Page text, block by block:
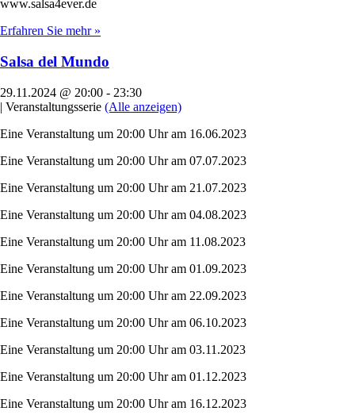
www.salsa4ever.de
Erfahren Sie mehr »
Salsa del Mundo
29.11.2024 @ 20:00 - 23:30
| Veranstaltungsserie (Alle anzeigen)
Eine Veranstaltung um 20:00 Uhr am 16.06.2023
Eine Veranstaltung um 20:00 Uhr am 07.07.2023
Eine Veranstaltung um 20:00 Uhr am 21.07.2023
Eine Veranstaltung um 20:00 Uhr am 04.08.2023
Eine Veranstaltung um 20:00 Uhr am 11.08.2023
Eine Veranstaltung um 20:00 Uhr am 01.09.2023
Eine Veranstaltung um 20:00 Uhr am 22.09.2023
Eine Veranstaltung um 20:00 Uhr am 06.10.2023
Eine Veranstaltung um 20:00 Uhr am 03.11.2023
Eine Veranstaltung um 20:00 Uhr am 01.12.2023
Eine Veranstaltung um 20:00 Uhr am 16.12.2023